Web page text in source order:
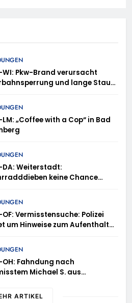
WI: Pkw-Brand verursacht
und lange Staus
LM: „Coffee with a Cop“ in Bad
DA: Weiterstadt:
keine Chance
erforderlich
OF: Vermisstensuche: Polizei
um Hinweise zum Aufenthalt
OH: Fahndung nach
Michael S. aus
ARTIKEL